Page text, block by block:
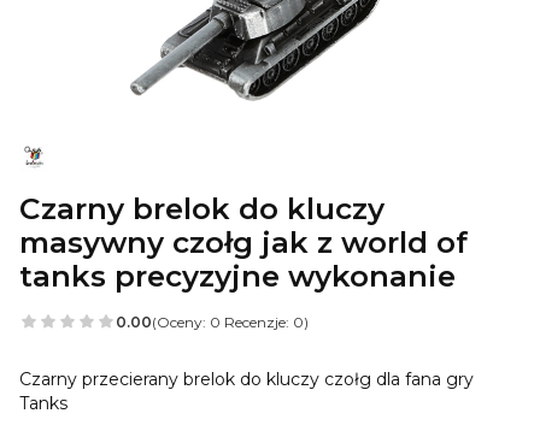
Czarny brelok do kluczy
masywny czołg jak z world of
tanks precyzyjne wykonanie
0.00(Oceny: 0 Recenzje: 0)
Czarny przecierany brelok do kluczy czołg dla fana gry
Tanks